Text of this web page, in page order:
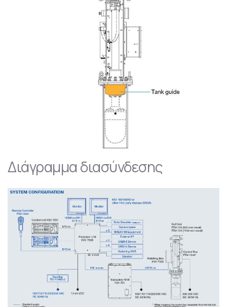
Διάγραμμα διασύνδεσης